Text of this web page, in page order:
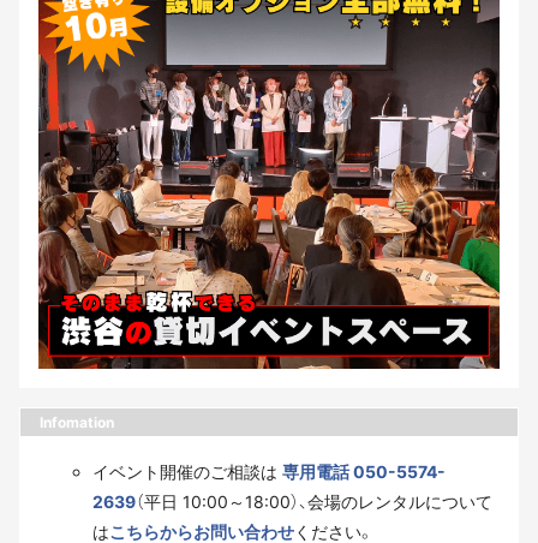
Infomation
イベント開催のご相談は 専用電話 050-5574-
2639（平日 10:00～18:00）、会場のレンタルについて
はこちらからお問い合わせください。